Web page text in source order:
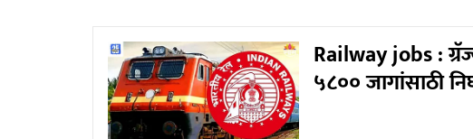
Railway jobs :
५८०० जागांसाठी